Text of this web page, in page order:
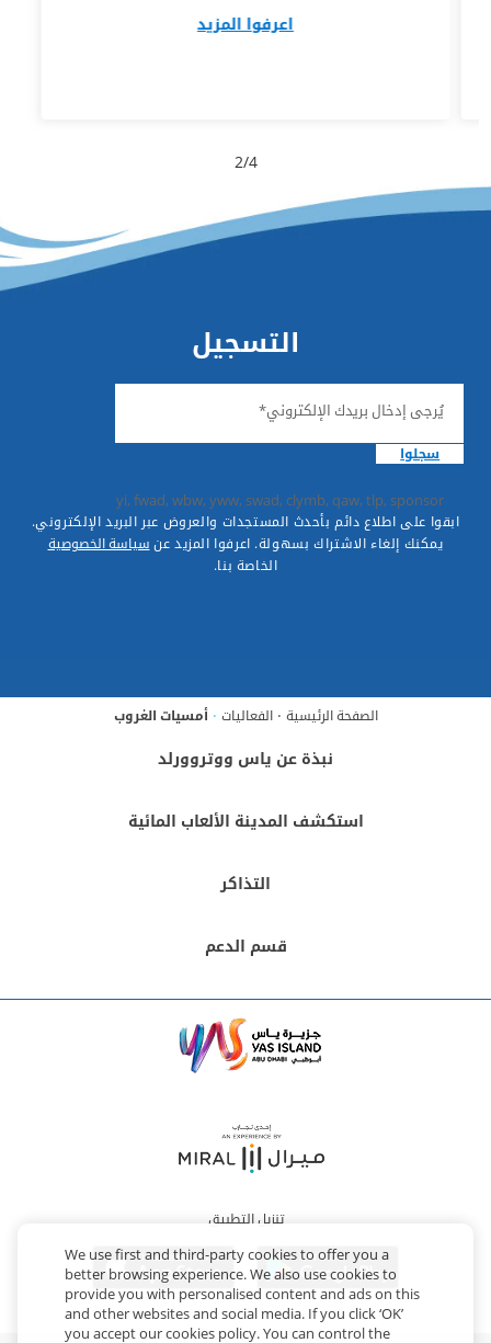
اعرفوا المزيد
2/4
التسجيل
يُرجى إدخال بريدك الإلكتروني*
سجلوا
yi, fwad, wbw, yww, swad, clymb, qaw, tlp, sponsor
ابقوا على اطلاع دائم بأحدث المستجدات والعروض عبر البريد الإلكتروني.
يمكنك إلغاء الاشتراك بسهولة. اعرفوا المزيد عنسياسة الخصوصية
الخاصة بنا.
الصفحة الرئيسية الفعاليات أمسيات الغروب
نبذة عن ياس ووتروورلد
استكشف المدينة الألعاب المائية
التذاكر
قسم الدعم
تنزيل التطبيق
We use first and third-party cookies to offer you a
better browsing experience. We also use cookies to
provide you with personalised content and ads on this
and other websites and social media. If you click ‘OK’
you accept our cookies policy. You can control the